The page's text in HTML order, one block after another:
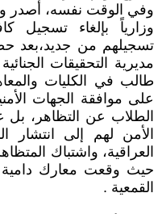
وفي الوقت نفسه، أصدر
وزارياً بإلغاء تسجيل
تسجيلهم من جديد،بعد
مديرية التحقيقات
طالب في الكليات
على موافقة الجهات
الطلاب عن التظاهر،
الأمن لهم إلى
العراقية، واشتباك
حيث وقعت معارك
القمعية .